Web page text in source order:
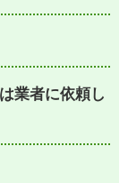
業者に依頼し